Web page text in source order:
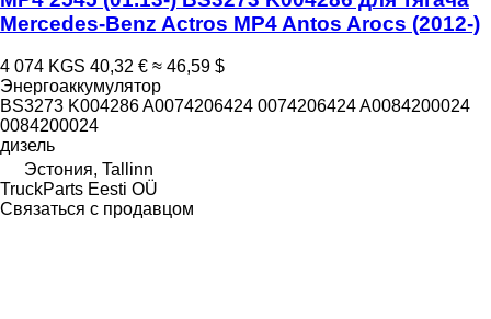
Mercedes-Benz Actros MP4 Antos Arocs (2012-)
4 074 KGS 40,32 € ≈ 46,59 $
Энергоаккумулятор
BS3273 K004286 A0074206424 0074206424 A0084200024
0084200024
дизель
Эстония, Tallinn
TruckParts Eesti OÜ
Связаться с продавцом